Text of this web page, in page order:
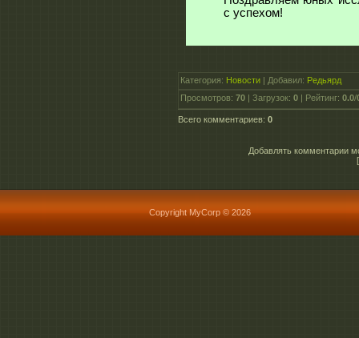
с успехом!
Категория: Новости Добавил: Редьярд
Просмотров: 70 Загрузок: 0 Рейтинг: 0.0/
Всего комментариев: 0
Добавлять комментарии
Copyright MyCorp © 2026